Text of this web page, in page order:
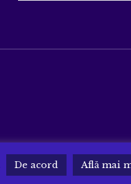
De acord Află mai